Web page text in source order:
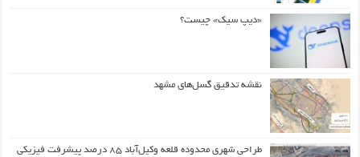
«دیپ سیک» چیست؟
نقشه تدقیق گسل‌های مشهد
طراحی شهری محدوده قلعه وکیل‌آباد ۸۵ درصد پیشرفت فیزیکی